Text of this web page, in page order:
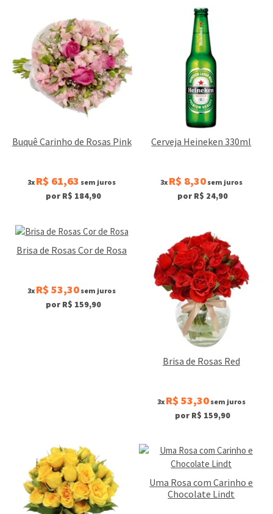
Buquê Carinho de Rosas Pink
3x R$ 61,63 sem juros
por R$ 184,90
Cerveja Heineken 330ml
3x R$ 8,30sem juros
por R$ 24,90
Brisa de Rosas Cor de Rosa
3x R$ 53,30 sem juros
por R$ 159,90
Brisa de Rosas Red
3x R$ 53,30sem juros
por R$ 159,90
Uma Rosa com Carinho e
Chocolate Lindt